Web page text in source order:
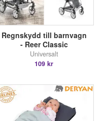
Regnskydd till barnvagn
- Reer Classic
Universalt
109 kr